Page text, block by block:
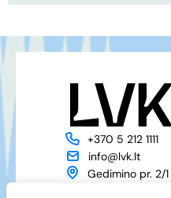
+370 5 212 1111
info@lvk.lt
Gedimino pr. 2/